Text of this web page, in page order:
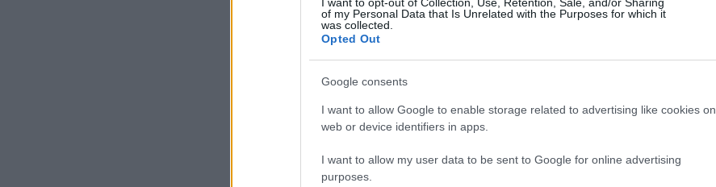
of my Personal Data that Is Unrelated with the Purposes for which it
was collected.
Opted Out
Google consents
I want to allow Google to enable storage related to advertising like cookies on
web or device identifiers in apps.
I want to allow my user data to be sent to Google for online advertising
purposes.